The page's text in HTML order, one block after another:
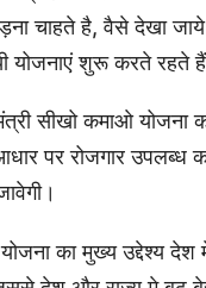
चाहते है, वैसे देखा
योजनाएं शुरू करते रहते
सीखो कमाओ योजना
पर रोजगार उपलब्ध
का मुख्य उद्देश्य